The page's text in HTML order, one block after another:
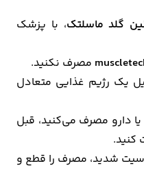
گلد ماسلتک، با پزشک
مصرف نکنید.
یک رژیم غذایی متعادل
دارو مصرف می‌کنید، قبل
شدید، مصرف را قطع و